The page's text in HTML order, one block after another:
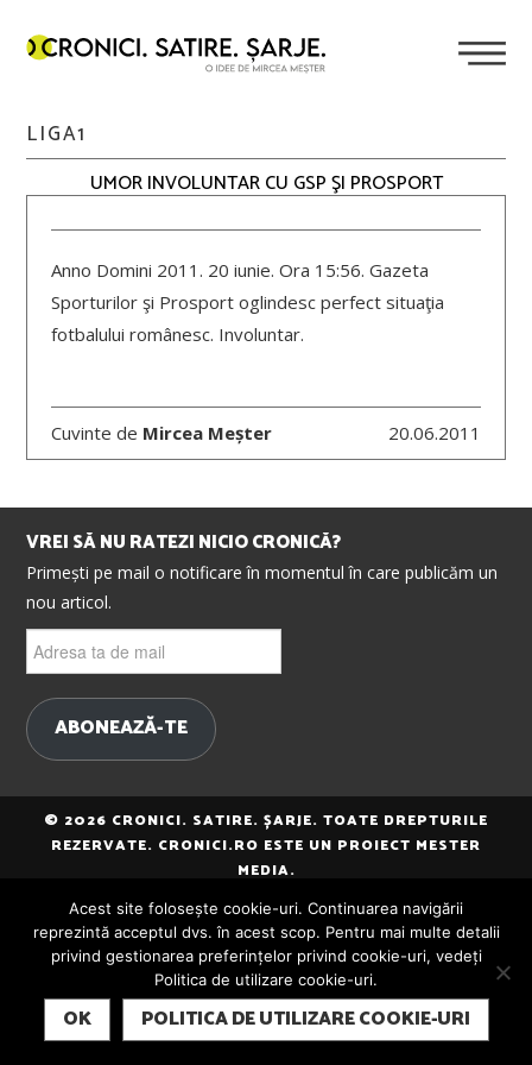
LIGA1
UMOR INVOLUNTAR CU GSP ŞI PROSPORT
Anno Domini 2011. 20 iunie. Ora 15:56. Gazeta
Sporturilor şi Prosport oglindesc perfect situaţia
fotbalului românesc. Involuntar.
Cuvinte de Mircea Meșter 20.06.2011
VREI SĂ NU RATEZI NICIO CRONICĂ?
Primești pe mail o notificare în momentul în care publicăm un
nou articol.
ta
mail
ABONEAZĂ-TE
© 2026 CRONICI. SATIRE. ȘARJE. TOATE DREPTURILE
REZERVATE. CRONICI.RO ESTE UN PROIECT MESTER
MEDIA.
SUBSCRIBE
Acest site folosește cookie-uri. Continuarea navigării
reprezintă acceptul dvs. în acest scop. Pentru mai multe detalii
privind gestionarea preferințelor privind cookie-uri, vedeți
Politica de utilizare cookie-uri.
OK POLITICA DE UTILIZARE COOKIE-URI